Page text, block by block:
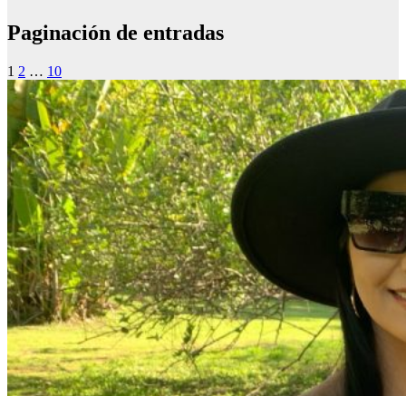
Paginación de entradas
1 2 … 10